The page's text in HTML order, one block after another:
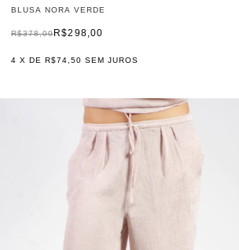
BLUSA NORA VERDE
R$298,00
R$378,00
4 X DER$74,50 SEM JUROS